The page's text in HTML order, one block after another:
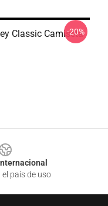
Classic Camiseta
-20%
el país de uso